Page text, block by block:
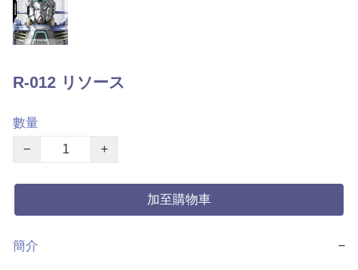
R-012 リソース
數量
−
+
加至購物車
簡介 −